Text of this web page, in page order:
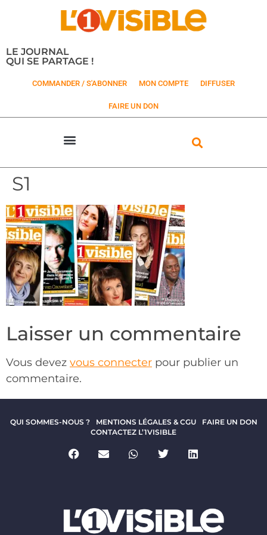
LE JOURNAL
QUI SE PARTAGE !
COMMANDER / S'ABONNER MON COMPTE DIFFUSER
FAIRE UN DON
S1
Laisser un commentaire
Vous devez vous connecter pour publier un
commentaire.
QUI SOMMES-NOUS ? MENTIONS LÉGALES & CGU
FAIRE UN DON
CONTACTEZ L’1VISIBLE